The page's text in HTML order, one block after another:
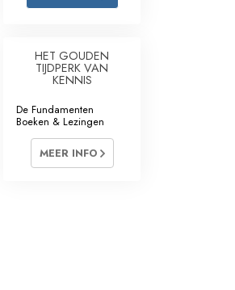
bij het Dagelijks Werk
Condities
van Onderdrukking
van Organiseren
HET GOUDEN
TIJDPERK VAN
KENNIS
De Fundamenten
Boeken & Lezingen
MEER INFO